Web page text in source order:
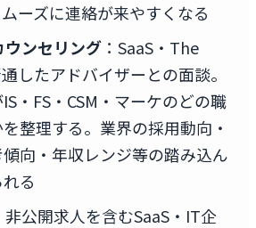
ーズに連絡が来やすくなる
ンセリング ：SaaS・The
したアドバイザーとの面談。
・FS・CSM・マーケのどの職
整理する。業界の採用動向・
向・年収レンジ等の踏み込ん
る
非公開求人を含むSaaS・IT企